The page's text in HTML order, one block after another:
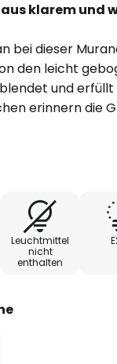
klarem und
bei dieser
den leicht
und erfüllt
erinnern die
das Gefieder
Eine
Leuchtmittel
nicht
enthalten